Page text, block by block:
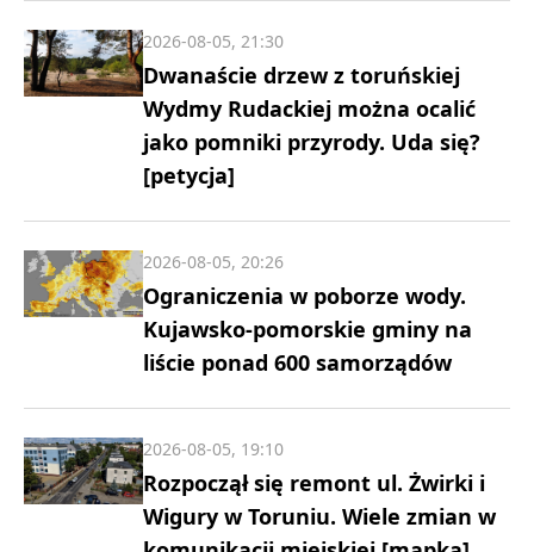
Dwanaście drzew z toruńskiej
Wydmy Rudackiej można ocalić
jako pomniki przyrody. Uda się?
[petycja]
2026-08-05, 21:30
Ograniczenia w poborze wody.
Kujawsko-pomorskie gminy na
liście ponad 600 samorządów
2026-08-05, 20:26
Rozpoczął się remont ul. Żwirki i
Wigury w Toruniu. Wiele zmian w
2026-08-05, 19:10